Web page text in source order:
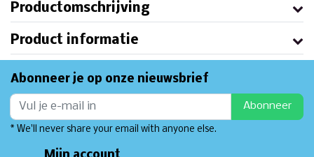
Productomschrijving
Product informatie
Abonneer je op onze nieuwsbrief
Abonneer
* We'll never share your email with anyone else.